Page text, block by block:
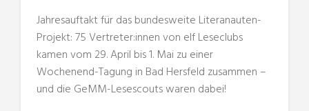
Jahresauftakt für das bundesweite Literanauten-
Projekt: 75 Vertreter:innen von elf Leseclubs
kamen vom 29. April bis 1. Mai zu einer
Wochenend-Tagung in Bad Hersfeld zusammen –
und die GeMM-Lesescouts waren dabei!